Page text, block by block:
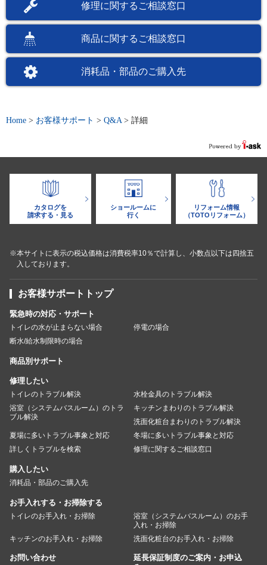
修理に関するご相談窓口
商品に関するご相談窓口
消耗品・部品のご購入先
Home > お客様サポート > Q&A > 詳細
カタログを
請求する・見る
ショールームに
行く
リフォーム情報
（TOTOリフォーム）
※本サイトに表示の税込価格は消費税率10％で計算し、小数点以下は四捨五
入しております。
お客様サポートトップ
緊急時の対応・サポート
トイレの水が止まらない場合
停電の場合
断水/給水制限時の場合
商品別サポート
修理したい
トイレのトラブル解決
水栓金具のトラブル解決
浴室（システムバスルーム）のトラ
ブル解決
キッチンまわりのトラブル解決
洗面化粧台まわりのトラブル解決
夏場に多いトラブル事象と対応
冬場に多いトラブル事象と対応
詳しくトラブルを検索
修理に関するご相談窓口
購入したい
消耗品・部品のご購入先
お手入れする・お掃除する
トイレのお手入れ・お掃除
浴室（システムバスルーム）のお手
入れ・お掃除
キッチンのお手入れ・お掃除
洗面化粧台のお手入れ・お掃除
お問い合わせ
延長保証制度のご案内・お申込